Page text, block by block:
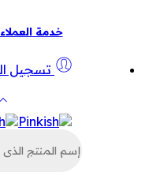
خدمة العملاء
تسجيل
عن